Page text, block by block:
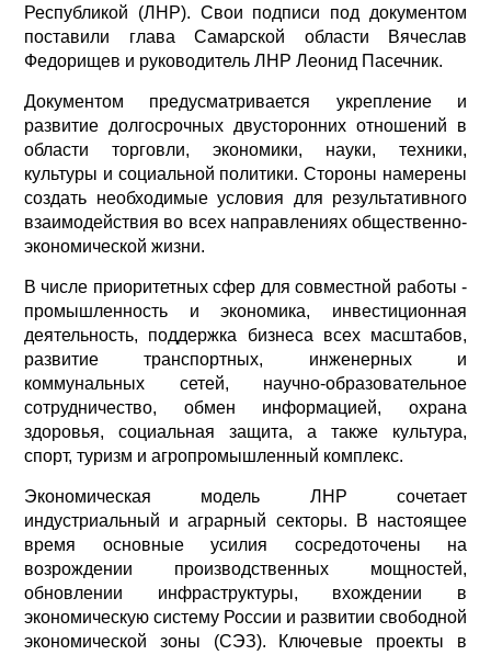
Республикой (ЛНР). Свои подписи под документом
поставили глава Самарской области Вячеслав
Федорищев и руководитель ЛНР Леонид Пасечник.
Документом предусматривается укрепление и
развитие долгосрочных двусторонних отношений в
области торговли, экономики, науки, техники,
культуры и социальной политики. Стороны намерены
создать необходимые условия для результативного
взаимодействия во всех направлениях общественно-
экономической жизни.
В числе приоритетных сфер для совместной работы -
промышленность и экономика, инвестиционная
деятельность, поддержка бизнеса всех масштабов,
развитие транспортных, инженерных и
коммунальных сетей, научно-образовательное
сотрудничество, обмен информацией, охрана
здоровья, социальная защита, а также культура,
спорт, туризм и агропромышленный комплекс.
Экономическая модель ЛНР сочетает
индустриальный и аграрный секторы. В настоящее
время основные усилия сосредоточены на
возрождении производственных мощностей,
обновлении инфраструктуры, вхождении в
экономическую систему России и развитии свободной
экономической зоны (СЭЗ). Ключевые проекты в